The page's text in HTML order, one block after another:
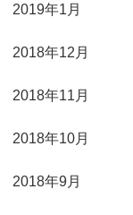
2019年1月
2018年12月
2018年11月
2018年10月
2018年9月